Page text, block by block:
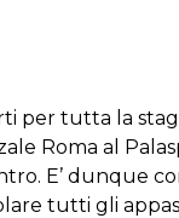
per tutta la
Roma al
E’ dunque
tutti gli